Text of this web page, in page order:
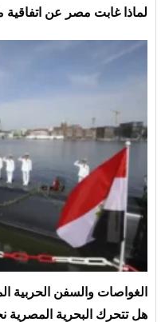
لماذا غابت مصر عن
الغواصات والسفن الحربية
هل تتحرك البحرية المصرية